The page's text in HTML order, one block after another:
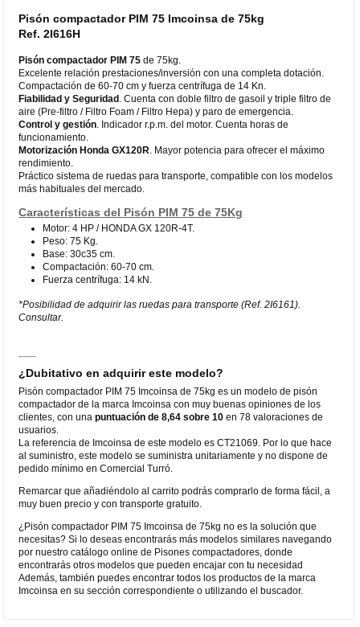
Pisón compactador PIM 75 Imcoinsa de 75kg
Ref. 2I616H
Pisón compactador PIM 75de 75kg.
Excelente relación prestaciones/inversión con una completa dotación.
Compactación de 60-70 cm y fuerza centrífuga de 14 Kn.
Fiabilidad y Seguridad . Cuenta con doble filtro de gasoil y triple filtro de
aire (Pre-filtro / Filtro Foam / Filtro Hepa) y paro de emergencia.
Control y gestión . Indicador r.p.m. del motor. Cuenta horas de
funcionamiento.
Motorización Honda GX120R . Mayor potencia para ofrecer el máximo
rendimiento.
Práctico sistema de ruedas para transporte, compatible con los modelos
más habituales del mercado.
Características del Pisón PIM 75 de 75Kg
Motor: 4 HP / HONDA GX 120R-4T.
Peso: 75 Kg.
Base: 30c35 cm.
Compactación: 60-70 cm.
Fuerza centrífuga: 14 kN.
*Posibilidad de adquirir las ruedas para transporte (Ref. 2I6161).
Consultar.
¿Dubitativo en adquirir este modelo?
Pisón compactador PIM 75 Imcoinsa de 75kg es un modelo de pisón
compactador de la marca Imcoinsa con muy buenas opiniones de los
clientes, con unapuntuación de 8,64 sobre 10 en 78 valoraciones de
usuarios.
La referencia de Imcoinsa de este modelo es CT21069. Por lo que hace
al suministro, este modelo se suministra unitariamente y no dispone de
pedido mínimo en Comercial Turró.
Remarcar que añadiéndolo al carrito podrás comprarlo de forma fácil, a
muy buen precio y con transporte gratuito.
¿Pisón compactador PIM 75 Imcoinsa de 75kg no es la solución que
necesitas? Si lo deseas encontrarás más modelos similares navegando
por nuestro catálogo online de Pisones compactadores, donde
encontrarás otros modelos que pueden encajar con tu necesidad
Además, también puedes encontrar todos los productos de la marca
Imcoinsa en su sección correspondiente o utilizando el buscador.